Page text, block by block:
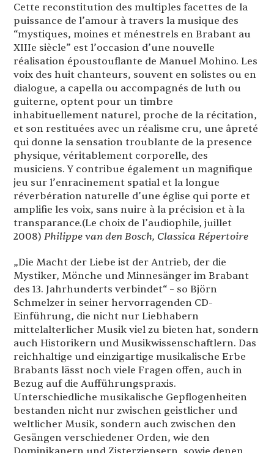
Cette reconstitution des multiples facettes de la
puissance de l’amour à travers la musique des
“mystiques, moines et ménestrels en Brabant au
XIIIe siècle” est l’occasion d’une nouvelle
réalisation époustouflante de Manuel Mohino. Les
voix des huit chanteurs, souvent en solistes ou en
dialogue, a capella ou accompagnés de luth ou
guiterne, optent pour un timbre
inhabituellement naturel, proche de la récitation,
et son restituées avec un réalisme cru, une âpreté
qui donne la sensation troublante de la presence
physique, véritablement corporelle, des
musiciens. Y contribue également un magnifique
jeu sur l’enracinement spatial et la longue
réverbération naturelle d’une église qui porte et
amplifie les voix, sans nuire à la précision et à la
transparance.(Le choix de l’audiophile, juillet
2008)Philippe van den Bosch, Classica Répertoire
„Die Macht der Liebe ist der Antrieb, der die
Mystiker, Mönche und Minnesänger im Brabant
des 13. Jahrhunderts verbindet“ – so Björn
Schmelzer in seiner hervorragenden CD-
Einführung, die nicht nur Liebhabern
mittelalterlicher Musik viel zu bieten hat, sondern
auch Historikern und Musikwissenschaftlern. Das
reichhaltige und einzigartige musikalische Erbe
Brabants lässt noch viele Fragen offen, auch in
Bezug auf die Aufführungspraxis.
Unterschiedliche musikalische Gepflogenheiten
bestanden nicht nur zwischen geistlicher und
weltlicher Musik, sondern auch zwischen den
Gesängen verschiedener Orden, wie den